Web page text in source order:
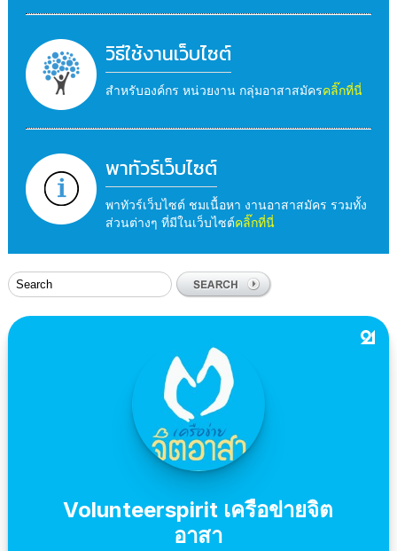
วิธีใช้งานเว็บไซต์
สำหรับองค์กร หน่วยงาน กลุ่มอาสาสมัครคลิ๊กที่นี่
พาทัวร์เว็บไซต์
พาทัวร์เว็บไซต์ ชมเนื้อหา งานอาสาสมัคร รวมทั้ง
ส่วนต่างๆ ที่มีในเว็บไซต์คลิ๊กที่นี่